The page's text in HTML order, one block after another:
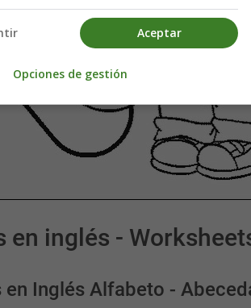
en inglés -
en Inglés Alfabeto -
Aceptar
Opciones de gestión